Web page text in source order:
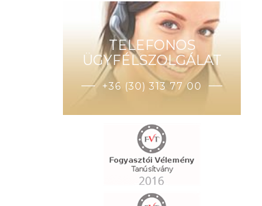
TELEFONOS
ÜGYFÉLSZOLGÁLAT
+36 (30) 313 77 00